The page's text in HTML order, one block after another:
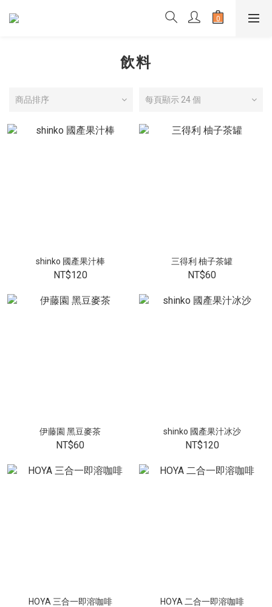
飲料
商品排序 每頁顯示 24 個
shinko 國產果汁棒
NT$120
三得利 柚子茶罐
NT$60
伊藤園 黑豆麥茶
NT$60
shinko 國產果汁冰沙
NT$120
HOYA 三合一即溶咖啡 HOYA 二合一即溶咖啡